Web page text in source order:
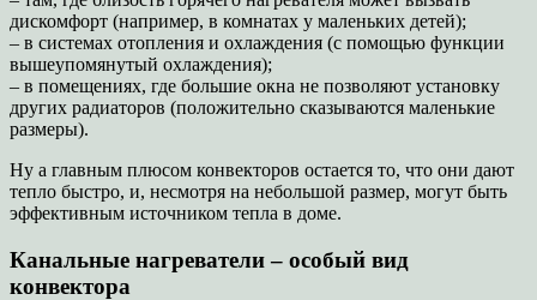
дискомфорт (например, в комнатах у маленьких детей);
– в системах отопления и охлаждения (с помощью функции
вышеупомянутый охлаждения);
– в помещениях, где большие окна не позволяют установку
других радиаторов (положительно сказываются маленькие
размеры).
Ну а главным плюсом конвекторов остается то, что они дают
тепло быстро, и, несмотря на небольшой размер, могут быть
эффективным источником тепла в доме.
Канальные нагреватели – особый вид
конвектора